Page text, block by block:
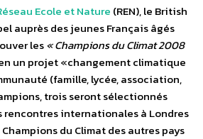
Ecole et Nature (REN), le British
auprès des jeunes Français âgés
les« Champions du Climat 2008
un projet «changement climatique
(famille, lycée, association,
trois seront sélectionnés
rencontres internationales à Londres
du Climat des autres pays